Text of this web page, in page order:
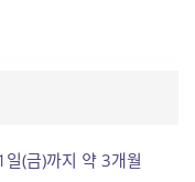
(금)까지 약 3개월